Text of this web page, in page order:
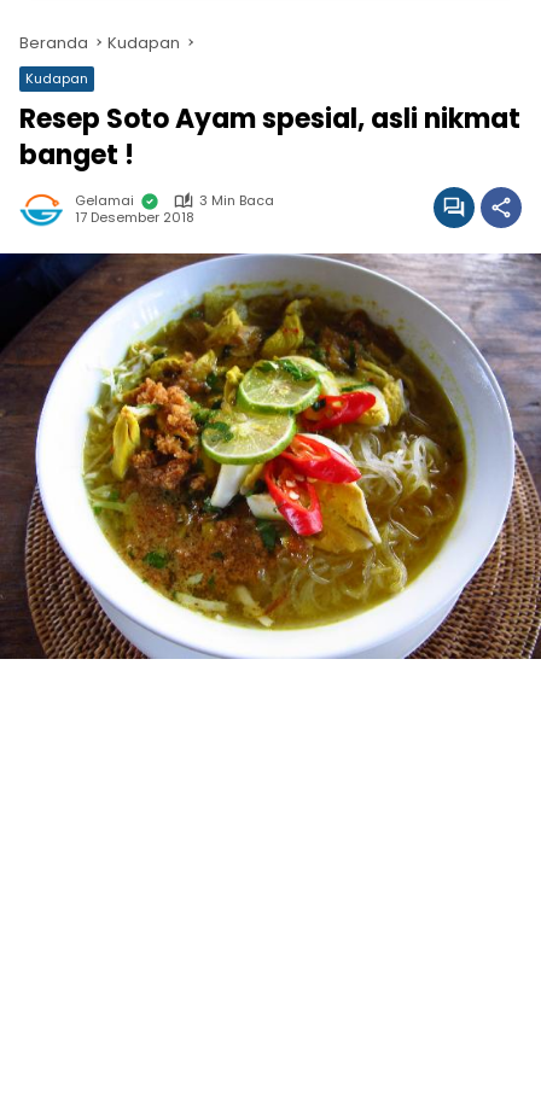
Beranda Kudapan
Kudapan
Resep Soto Ayam spesial, asli nikmat
banget !
Gelamai
3 Min Baca
17 Desember 2018